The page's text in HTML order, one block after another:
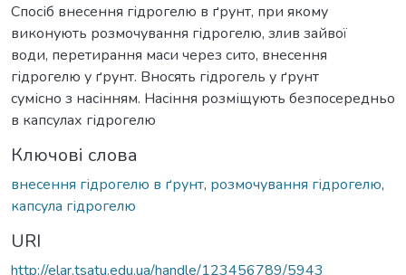
Спосіб внесення гідрогелю в ґрунт, при якому
виконують розмочування гідрогелю, злив зайвої
води, перетирання маси через сито, внесення
гідрогелю у ґрунт. Вносять гідрогель у ґрунт
сумісно з насінням. Насіння розміщують безпосередньо
в капсулах гідрогелю
Ключові слова
внесення гідрогелю в ґрунт, розмочування гідрогелю,
капсула гідрогелю
URI
http://elar.tsatu.edu.ua/handle/123456789/5943